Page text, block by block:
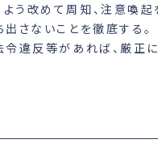
改めて周知、注意喚起
さないことを徹底する。
違反等があれば、厳正に